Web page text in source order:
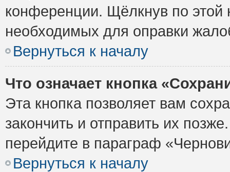
конференции. Щёлкнув по этой
необходимых для оправки
Вернуться к началу
Что означает кнопка
Эта кнопка позволяет вам
закончить и отправить их
перейдите в параграф
Вернуться к началу